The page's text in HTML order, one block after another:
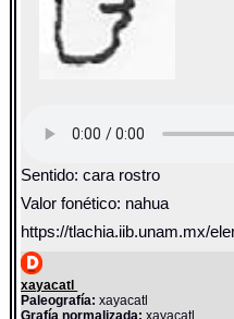
Sentido: cara rostro
Valor fonético: nahua
https://tlachia.iib.unam.mx/
xayacatl
Paleografía: xayacatl
Grafía normalizada: xayacatl